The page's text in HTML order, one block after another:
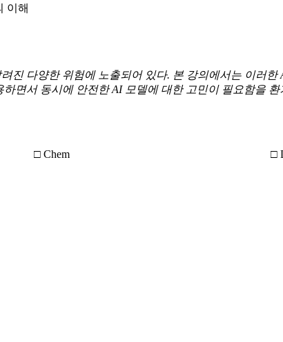
이해
진 다양한 위험에 노출되어 있다. 본 강의에서는 이러한
하면서 동시에 안전한 AI 모델에 대한 고민이 필요함을 환
□ Chem □